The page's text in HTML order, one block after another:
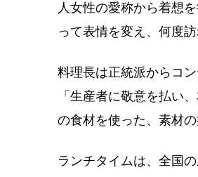
人女性の愛称から着想
って表情を変え、何度
料理長は正統派からコ
「生産者に敬意を払い
の食材を使った、素材
ランチタイムは、全国